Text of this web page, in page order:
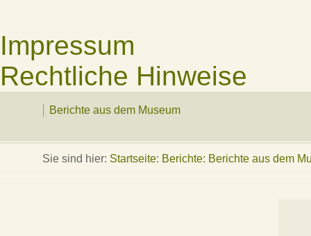
Impressum
Rechtliche Hinweise
Berichte aus dem Museum
Sie sind hier: Startseite: Berichte: Berichte aus dem